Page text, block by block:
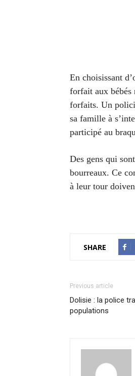
En choisissant
forfait aux bébés
forfaits. Un
sa famille à
participé au
Des gens qui
bourreaux. Ce
à leur tour
SHARE
Previous article
Dolisie : la police
populations